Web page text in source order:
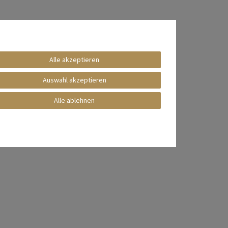
Alle akzeptieren
Auswahl akzeptieren
Alle ablehnen